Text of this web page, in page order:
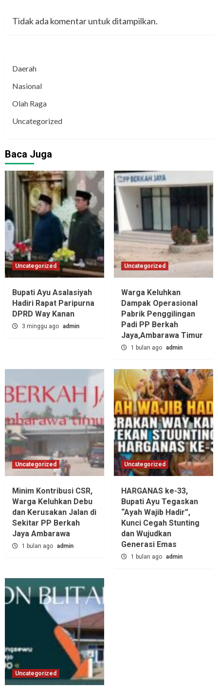
Tidak ada komentar untuk ditampilkan.
Daerah
Nasional
Olah Raga
Uncategorized
Baca Juga
Uncategorized
Bupati Ayu Asalasiyah
Hadiri Rapat Paripurna
DPRD Way Kanan
3 minggu ago admin
Uncategorized
Warga Keluhkan
Dampak Operasional
Pabrik Penggilingan
Padi PP Berkah
Jaya,‎Ambarawa Timur
1 bulan ago admin
Uncategorized
Minim Kontribusi CSR,
Warga Keluhkan Debu
dan Kerusakan Jalan di
Sekitar PP Berkah
Jaya Ambarawa‎
1 bulan ago admin
Uncategorized
HARGANAS ke-33,
Bupati Ayu Tegaskan
“Ayah Wajib Hadir”,
Kunci Cegah Stunting
dan Wujudkan
Generasi Emas
1 bulan ago admin
Uncategorized